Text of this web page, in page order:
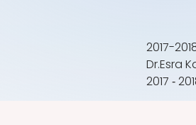
2017-
Dr.Esra
2017 ‐